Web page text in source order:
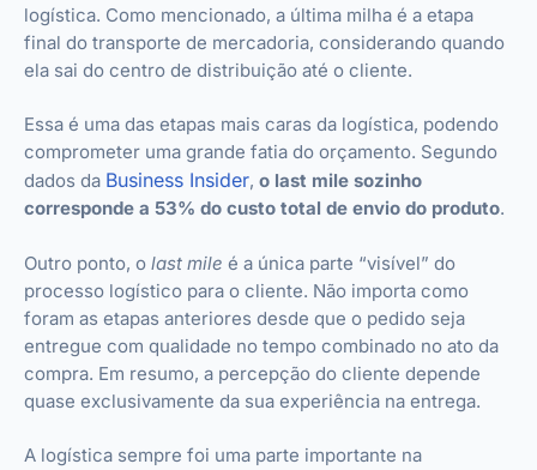
logística. Como mencionado, a última milha é a etapa
final do transporte de mercadoria, considerando quando
ela sai do centro de distribuição até o cliente.
Essa é uma das etapas mais caras da logística, podendo
comprometer uma grande fatia do orçamento. Segundo
dados da Business Insider, o last mile sozinho
corresponde a 53% do custo total de envio do produto.
Outro ponto, o last mile é a única parte “visível” do
processo logístico para o cliente. Não importa como
foram as etapas anteriores desde que o pedido seja
entregue com qualidade no tempo combinado no ato da
compra. Em resumo, a percepção do cliente depende
quase exclusivamente da sua experiência na entrega.
A logística sempre foi uma parte importante na